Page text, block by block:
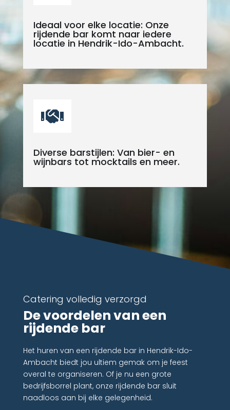
Ideaal voor elke locatie: Onze
rijdende bar komt naar iedere
locatie in Hendrik-Ido-Ambacht.

Diverse barstijlen: Van bier- en
wijnbars tot mocktails en meer.
Catering volledig verzorgd
De voordelen van een
rijdende bar
Het huren van een rijdende bar in Hendrik-Ido-
Ambacht biedt jou ultiem gemak om je feest
overal te organiseren. Of je nu een grote
bedrijfsborrel plant, onze rijdende bar sluit
naadloos aan bij elke gelegenheid.